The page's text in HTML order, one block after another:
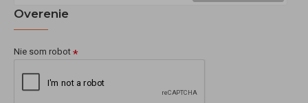
Overenie
Nie som robot